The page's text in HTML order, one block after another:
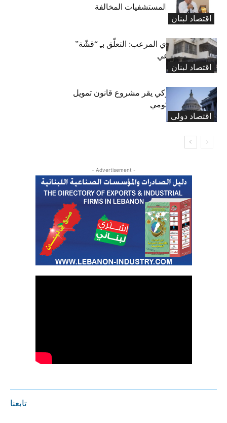
اقتصاد لبنان
الإجراءات بحق المستشفيات المخالفة
اقتصاد لبنان
المعاش التقاعدي المرعب: التعلّق بـِ “قشّة”
الضمان الاجتماعي
اقتصاد دولی
«الشيوخ» الأميركي يقر مشروع قانون تمويل
لتجنب إغلاق حكومي
- Advertisement -
تابعنا